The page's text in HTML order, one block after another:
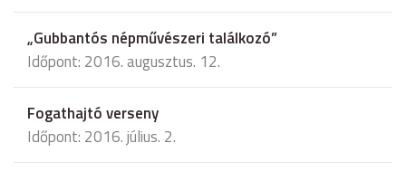
„Gubbantós népművészeri találkozó”
Időpont: 2016. augusztus. 12.
Fogathajtó verseny
Időpont: 2016. július. 2.